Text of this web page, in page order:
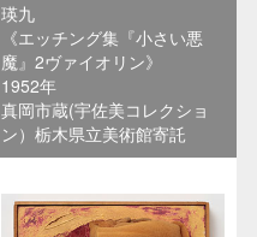
瑛九
《エッチング集『小さい悪
魔』2ヴァイオリン》
1952年
真岡市蔵(宇佐美コレクショ
ン）栃木県立美術館寄託